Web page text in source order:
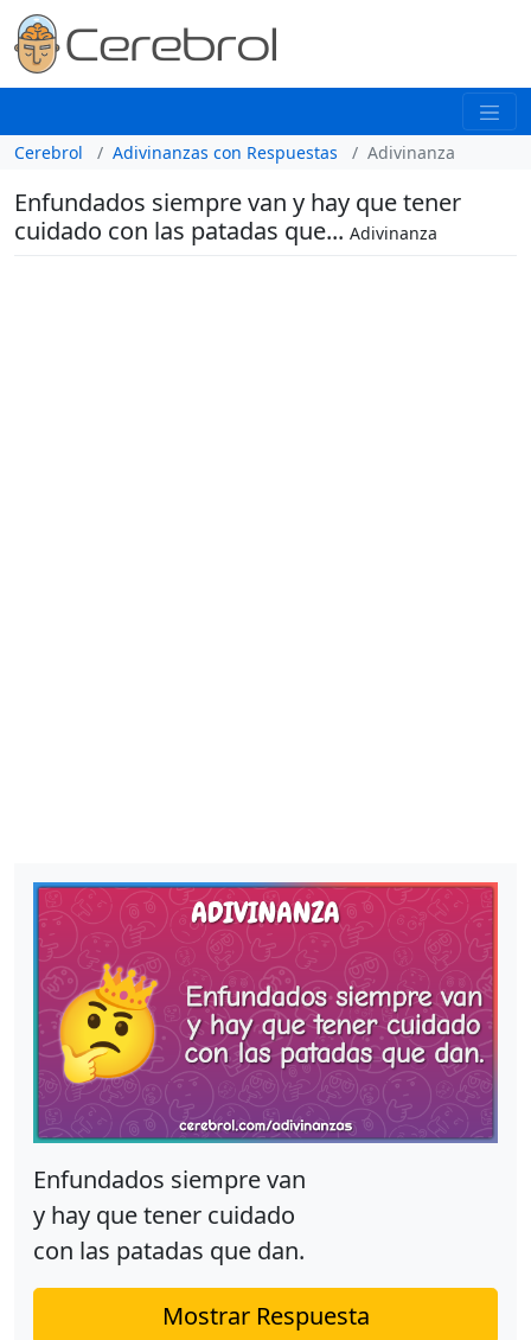
Cerebrol Adivinanzas con Respuestas Adivinanza
Enfundados siempre van y hay que tener
cuidado con las patadas que... Adivinanza
Enfundados siempre van
y hay que tener cuidado
con las patadas que dan.
Mostrar Respuesta